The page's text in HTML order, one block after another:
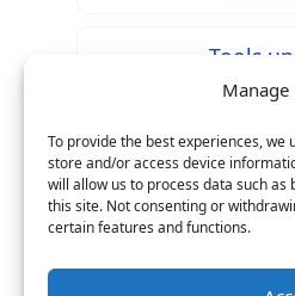
Manage
To provide the best experiences, we
store and/or access device
will allow us to process data such
this site. Not consenting or
certain features and functions.
Tools
* Bei mit diesem Zeichen
handelt es sich um Werbung